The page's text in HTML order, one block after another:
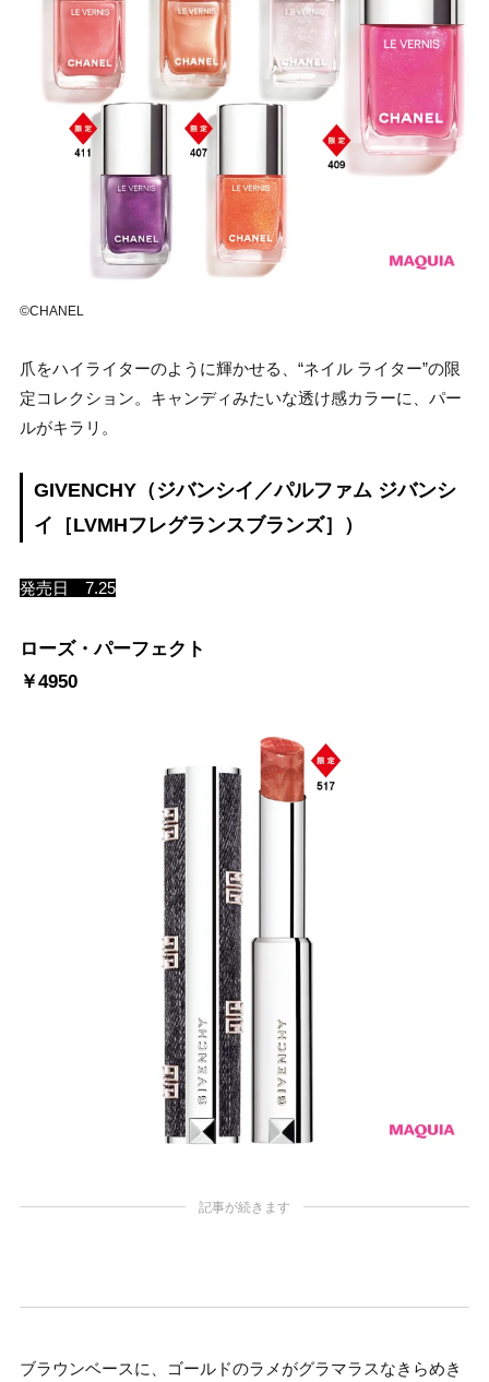
©CHANEL
爪をハイライターのように輝かせる、“ネイル ライター”の限
定コレクション。キャンディみたいな透け感カラーに、パー
ルがキラリ。
GIVENCHY（ジバンシイ／パルファム ジバンシ
イ［LVMHフレグランスブランズ］）
発売日 7.25
ローズ・パーフェクト
￥4950
記事が続きます
ブラウンベースに、ゴールドのラメがグラマラスなきらめき